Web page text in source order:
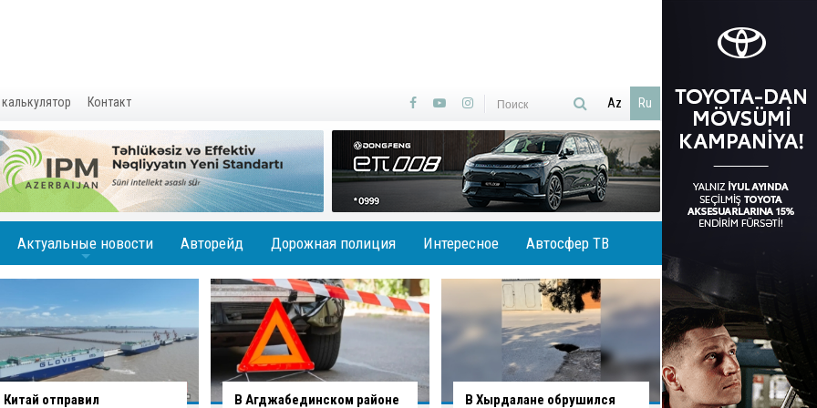
Контакт Az Ru
Актуальные новости Авторейд Дорожная полиция Интересное Автосфер ТВ
В Агджабединском районе
В Хырдалане обрушился
В Гаджигабуле грузовик
В Баку водитель